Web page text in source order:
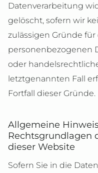
Datenverarbeitung
gelöscht, sofern wir
zulässigen Gründe
personenbezogenen
oder
letztgenannten Fall
Fortfall dieser Gründe.
Allgemeine
Rechtsgrundlagen
dieser Website
Sofern Sie in die